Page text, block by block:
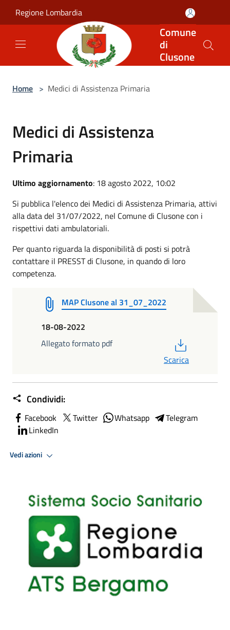
Regione Lombardia
Comune
di
Clusone
Home > Medici di Assistenza Primaria
Medici di Assistenza
Primaria
Ultimo aggiornamento: 18 agosto 2022, 10:02
Si pubblica l'elenco dei Medici di Assistenza Primaria, attivi
alla data del 31/07/2022, nel Comune di Clusone con i
rispettivi dati ambulatoriali.
Per quanto riguarda la disponibilità di posti si potrà
contattare il PRESST di Clusone, in quando di loro
competenza.
MAP Clusone al 31_07_2022
18-08-2022
Allegato formato pdf
Scarica
Condividi:
Facebook Twitter Whatsapp
Telegram
LinkedIn
Vedi azioni